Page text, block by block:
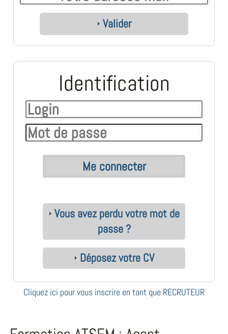
Valider
Identification
Vous avez perdu votre mot de
passe ?
Déposez votre CV
Cliquez ici pour vous inscrire en tant que RECRUTEUR